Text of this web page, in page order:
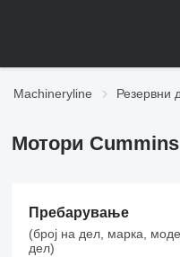
Machineryline Резервни
Мотори Cummins
Пребарување
(број на дел, марка,
дел)